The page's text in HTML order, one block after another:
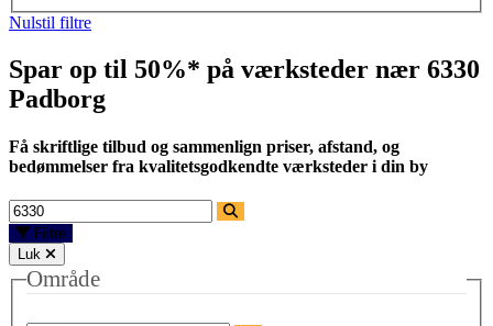
Nulstil filtre
Spar op til 50%* på værksteder nær 6330
Padborg
Få skriftlige tilbud og sammenlign priser, afstand, og
bedømmelser fra kvalitetsgodkendte værksteder i din by
Filtre
Luk
Område